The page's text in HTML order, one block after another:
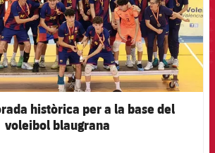
històrica per a la base del
voleibol blaugrana